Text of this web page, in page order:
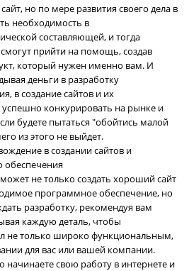
но по мере развития своего дела в
необходимость в
составляющей, и тогда
смогут прийти на помощь, создав
который нужен именно вам. И
деньги в разработку
в создание сайтов и их
конкурировать на рынке и
будете пытаться "обойтись малой
из этого не выйдет.
в создании сайтов и
обеспечения
не только создать хороший сайт
программное обеспечение, но
разработку, рекомендуя вам
каждую деталь, чтобы
не только широко функциональным,
для вас или вашей компании.
начинаете свою работу в интернете и